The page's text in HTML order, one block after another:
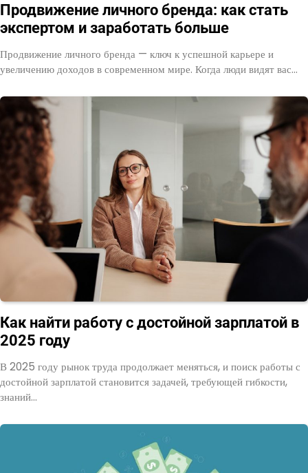
Продвижение личного бренда: как стать
экспертом и заработать больше
Продвижение личного бренда — ключ к успешной карьере и
увеличению доходов в современном мире. Когда люди видят вас…
Как найти работу с достойной зарплатой в
2025 году
В 2025 году рынок труда продолжает меняться, и поиск работы с
достойной зарплатой становится задачей, требующей гибкости,
знаний…